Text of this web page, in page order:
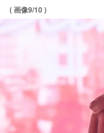
( 画像9/10 )